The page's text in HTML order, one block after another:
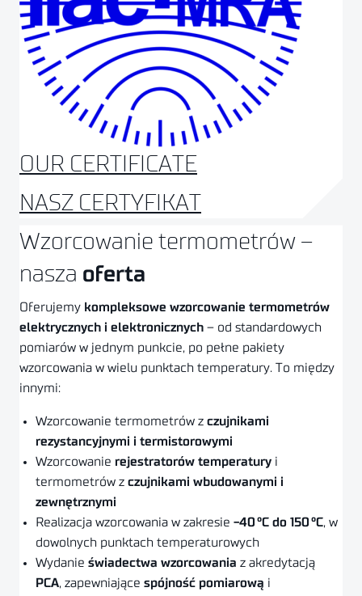
OUR CERTIFICATE
NASZ CERTYFIKAT
Wzorcowanie termometrów –
nasza oferta
Oferujemy kompleksowe wzorcowanie termometrów
elektrycznych i elektronicznych – od standardowych
pomiarów w jednym punkcie, po pełne pakiety
wzorcowania w wielu punktach temperatury. To między
innymi:
Wzorcowanie termometrów z czujnikami
rezystancyjnymi i termistorowymi
Wzorcowanie rejestratorów temperatury i
termometrów z czujnikami wbudowanymi i
zewnętrznymi
Realizacja wzorcowania w zakresie -40 °C do 150 °C, w
dowolnych punktach temperaturowych
Wydanie świadectwa wzorcowania z akredytacją
PCA, zapewniające spójność pomiarową i